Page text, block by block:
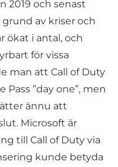
2019 och senast
av kriser och
ökat i antal, och
för vissa
man att Call of Duty
”day one”, men
ännu att
Microsoft är
till Call of Duty via
kunde betyda